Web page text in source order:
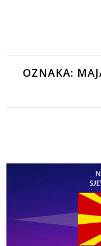
OZNAKA: